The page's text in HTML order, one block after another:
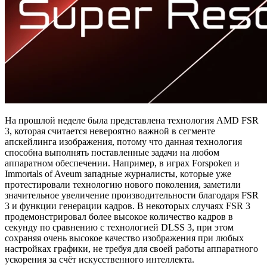
На прошлой неделе была представлена технология AMD FSR
3, которая считается невероятно важной в сегменте
апскейлинга изображения, потому что данная технология
способна выполнять поставленные задачи на любом
аппаратном обеспечении. Например, в играх Forspoken и
Immortals of Aveum западные журналисты, которые уже
протестировали технологию нового поколения, заметили
значительное увеличение производительности благодаря FSR
3 и функции генерации кадров. В некоторых случаях FSR 3
продемонстрировал более высокое количество кадров в
секунду по сравнению с технологией DLSS 3, при этом
сохраняя очень высокое качество изображения при любых
настройках графики, не требуя для своей работы аппаратного
ускорения за счёт искусственного интеллекта.